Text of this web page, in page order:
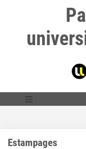
Estampages